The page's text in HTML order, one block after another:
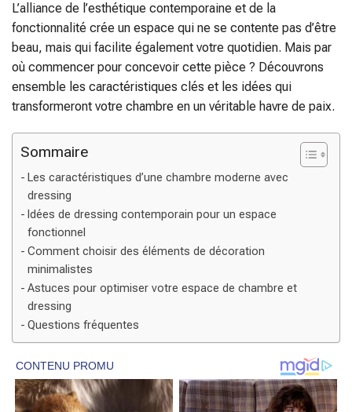
L’alliance de l’esthétique contemporaine et de la
fonctionnalité crée un espace qui ne se contente pas d’être
beau, mais qui facilite également votre quotidien. Mais par
où commencer pour concevoir cette pièce ? Découvrons
ensemble les caractéristiques clés et les idées qui
transformeront votre chambre en un véritable havre de paix.
Sommaire
Les caractéristiques d’une chambre moderne avec
dressing
Idées de dressing contemporain pour un espace
fonctionnel
Comment choisir des éléments de décoration
minimalistes
Astuces pour optimiser votre espace de chambre et
dressing
Questions fréquentes